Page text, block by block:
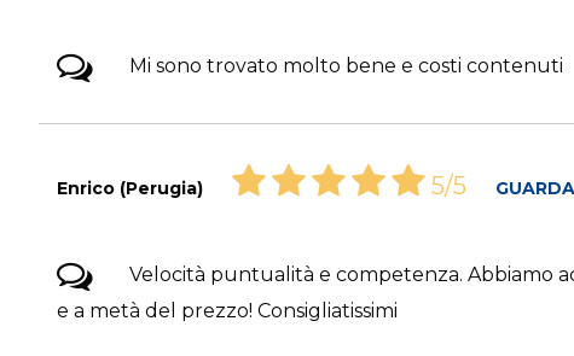
Mi sono trovato molto bene e costi contenuti
Enrico (Perugia) 5/5
Velocità puntualità e competenza. Abbiamo
e a metà del prezzo! Consigliatissimi